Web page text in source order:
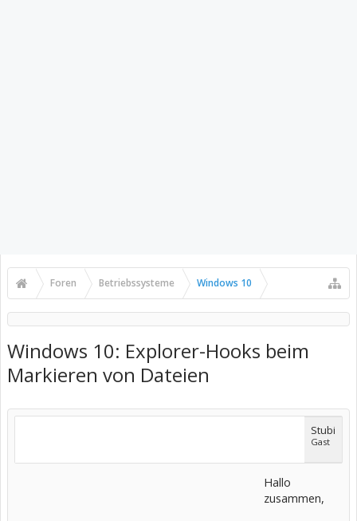
Foren Betriebssysteme Windows 10
Windows 10: Explorer-Hooks beim
Markieren von Dateien
Stubi
Gast
Hallo
zusammen,